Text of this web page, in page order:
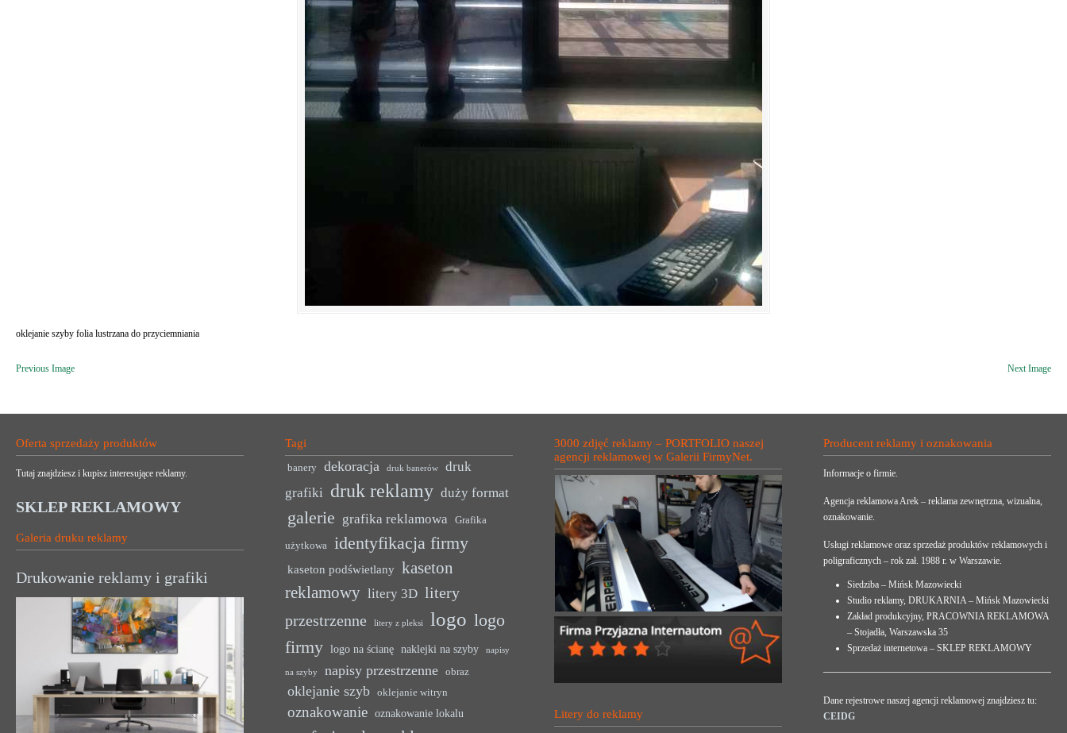
oklejanie szyby folia lustrzana do przyciemniania
Previous Image Next Image
Oferta sprzedaży produktów
Tutaj znajdziesz i kupisz interesujące reklamy.
SKLEP REKLAMOWY
Galeria druku reklamy
Drukowanie reklamy i grafiki
Tagi
banery dekoracja druk banerów
druk
grafiki druk reklamy duży format
galerie grafika reklamowa Grafika
użytkowa identyfikacja firmy
kaseton podświetlany kaseton
reklamowy litery 3D litery
przestrzenne
litery z pleksi logo logo
firmy
logo na ścianę naklejki na szyby napisy
na szyby napisy przestrzenne obraz
oklejanie szyb oklejanie witryn
oznakowanie oznakowanie lokalu
3000 zdjęć reklamy – PORTFOLIO naszej
agencji reklamowej w Galerii FirmyNet.
Litery do reklamy
Producent reklamy i oznakowania
Informacje o firmie.
Agencja reklamowa Arek – reklama zewnętrzna, wizualna,
oznakowanie.
Usługi reklamowe oraz sprzedaż produktów reklamowych i
poligraficznych – rok zał. 1988 r. w Warszawie.
Siedziba – Mińsk Mazowiecki
Studio reklamy, DRUKARNIA – Mińsk Mazowiecki
Zakład produkcyjny, PRACOWNIA REKLAMOWA
– Stojadła, Warszawska 35
Sprzedaż internetowa – SKLEP REKLAMOWY
Dane rejestrowe naszej agencji reklamowej znajdziesz tu:
CEIDG